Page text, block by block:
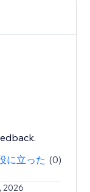
に立った (0)
2026